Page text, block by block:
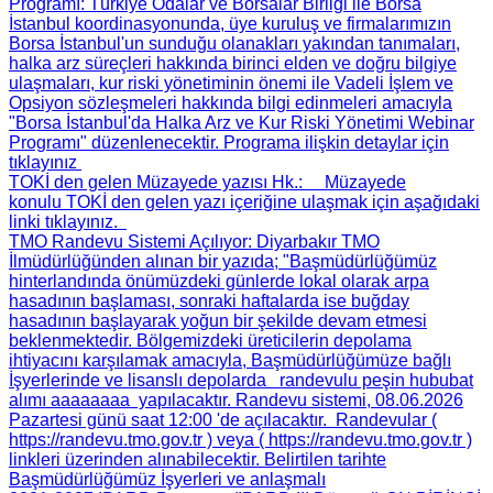
Programı : Türkiye Odalar ve Borsalar Birliği ile Borsa
İstanbul koordinasyonunda, üye kuruluş ve firmalarımızın
Borsa İstanbul'un sunduğu olanakları yakından tanımaları,
halka arz süreçleri hakkında birinci elden ve doğru bilgiye
ulaşmaları, kur riski yönetiminin önemi ile Vadeli İşlem ve
Opsiyon sözleşmeleri hakkında bilgi edinmeleri amacıyla
"Borsa İstanbul'da Halka Arz ve Kur Riski Yönetimi Webinar
Programı" düzenlenecektir. Programa ilişkin detaylar için
tıklayınız
TOKİ den gelen Müzayede yazısı Hk.: Müzayede
konulu TOKİ den gelen yazı içeriğine ulaşmak için aşağıdaki
linki tıklayınız.
TMO Randevu Sistemi Açılıyor: Diyarbakır TMO
İlmüdürlüğünden alınan bir yazıda; "Başmüdürlüğümüz
hinterlandında önümüzdeki günlerde lokal olarak arpa
hasadının başlaması, sonraki haftalarda ise buğday
hasadının başlayarak yoğun bir şekilde devam etmesi
beklenmektedir. Bölgemizdeki üreticilerin depolama
ihtiyacını karşılamak amacıyla, Başmüdürlüğümüze bağlı
İşyerlerinde ve lisanslı depolarda randevulu peşin hububat
alımı aaaaaaaa yapılacaktır. Randevu sistemi, 08.06.2026
Pazartesi günü saat 12:00 'de açılacaktır. Randevular (
https://randevu.tmo.gov.tr ) veya ( https://randevu.tmo.gov.tr )
linkleri üzerinden alınabilecektir. Belirtilen tarihte
Başmüdürlüğümüz İşyerleri ve anlaşmalı